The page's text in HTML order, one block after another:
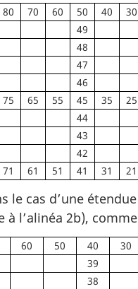
80 70 60 50 40 30
49
48
47
46
75 65 55 45 35 25
44
43
42
71 61 51 41 31 21
le cas d’une
à l’alinéa 2b),
60 50 40 30
39
38